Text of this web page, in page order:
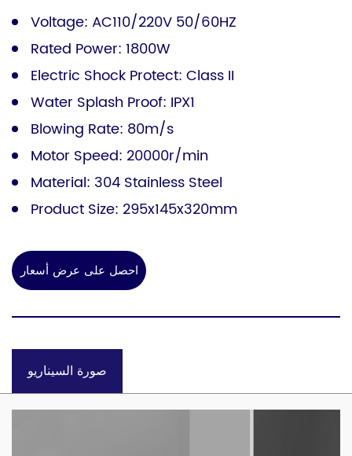
Voltage: AC110/220V 50/60HZ
Rated Power: 1800W
Electric Shock Protect: Class II
Water Splash Proof: IPX1
Blowing Rate: 80m/s
Motor Speed: 20000r/min
Material: 304 Stainless Steel
Product Size: 295x145x320mm
احصل على عرض أسعار
صورة السيناريو